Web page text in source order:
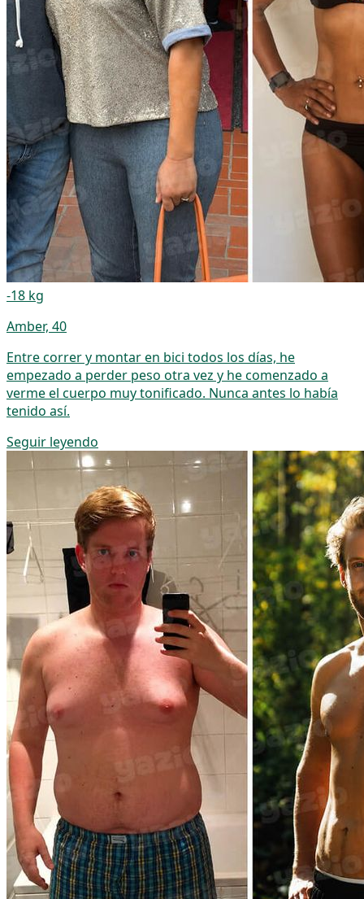
-18 kg
Amber, 40
Entre correr y montar en bici todos los días, he
empezado a perder peso otra vez y he comenzado a
verme el cuerpo muy tonificado. Nunca antes lo había
tenido así.
Seguir leyendo